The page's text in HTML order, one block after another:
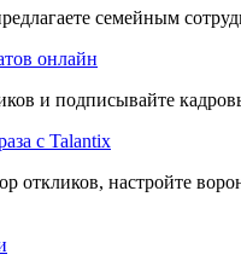
семейным
онлайн
и подписывайте
с Talantix
откликов, настройте